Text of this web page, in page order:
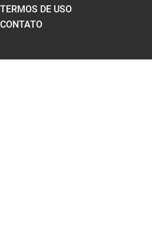
TERMOS DE USO
CONTATO